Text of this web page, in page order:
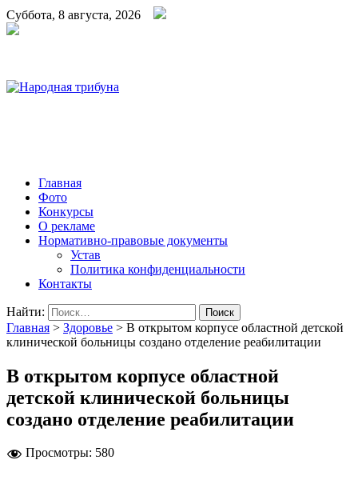
Суббота, 8 августа, 2026
Главная
Фото
Конкурсы
О рекламе
Нормативно-правовые документы
Устав
Политика конфиденциальности
Контакты
Найти:
Главная > Здоровье > В открытом корпусе областной детской
клинической больницы создано отделение реабилитации
В открытом корпусе областной
детской клинической больницы
создано отделение реабилитации
Просмотры: 580